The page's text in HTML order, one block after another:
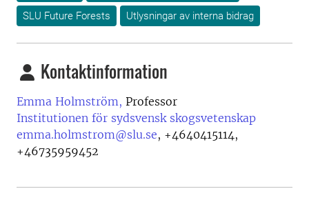
SLU Future Forests
Utlysningar av interna bidrag
Kontaktinformation
Emma Holmström, Professor
Institutionen för sydsvensk skogsvetenskap
emma.holmstrom@slu.se, +4640415114,
+46735959452